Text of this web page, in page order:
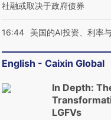
社融或取决于政府债券
16:44 美国的AI投资、利率
English - Caixin Global
In Depth:
LGFVs